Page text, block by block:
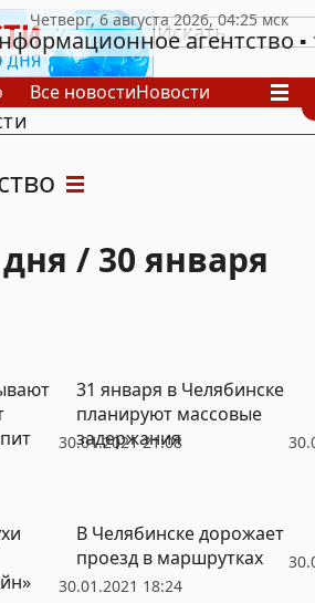
агентство
Все новостиНовости
/ 30 января
30.01.2021 21:08
31 января в Челябинске
планируют массовые
задержания
30.01.2021 18:24
В Челябинске дорожает
проезд в маршрутках